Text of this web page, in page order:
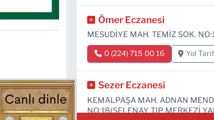
Ömer Eczanesi
MESUDİYE MAH. TEMİZ SOK.
0 (224) 715 00 16 Yol
Sezer Eczanesi
KEMALPAŞA MAH. ADNAN
NO:18(SELENAY TIP MERKEZİ